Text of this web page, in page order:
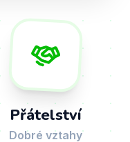
Přátelství
Dobré vztahy